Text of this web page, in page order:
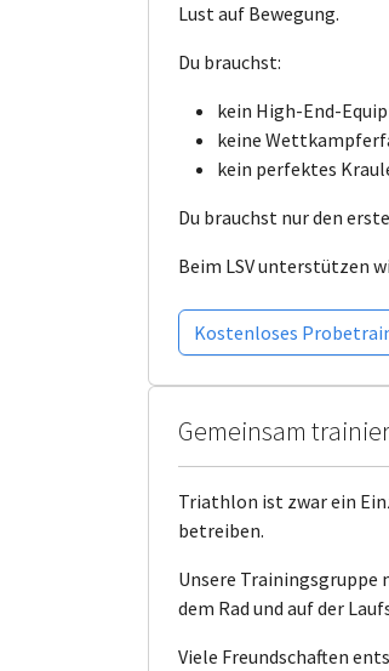
Lust auf Bewegung.
Du brauchst:
kein High-End-
keine
kein perfektes
Du brauchst nur den
Beim LSV unterstützen
Kostenloses
Gemeinsam
Triathlon ist zwar ein
betreiben.
Unsere Trainingsgruppe
dem Rad und auf der
Viele Freundschaften